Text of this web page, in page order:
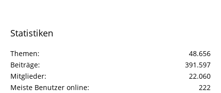
Statistiken
Themen
48.656
Beiträge
391.597
Mitglieder
22.060
Meiste Benutzer online
222